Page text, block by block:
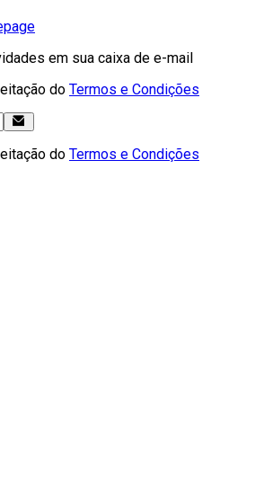
em sua caixa de e-mail
do Termos e Condições
do Termos e Condições